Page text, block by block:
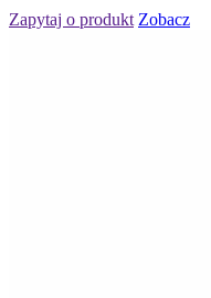
Zapytaj o produkt Zobacz